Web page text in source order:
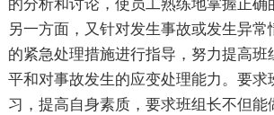
的分析和讨论，使员工熟练地掌握正确
另一方面，又针对发生事故或发生异常
的紧急处理措施进行指导，努力提高班
平和对事故发生的应变处理能力。要求
习，提高自身素质，要求班组长不但能